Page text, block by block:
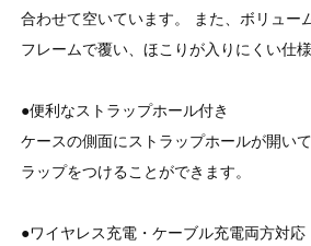
合わせて空いています。 また、ボリュー
フレームで覆い、ほこりが入りにくい仕
●便利なストラップホール付き
ケースの側面にストラップホールが開い
ラップをつけることができます。
●ワイヤレス充電・ケーブル充電両方対応